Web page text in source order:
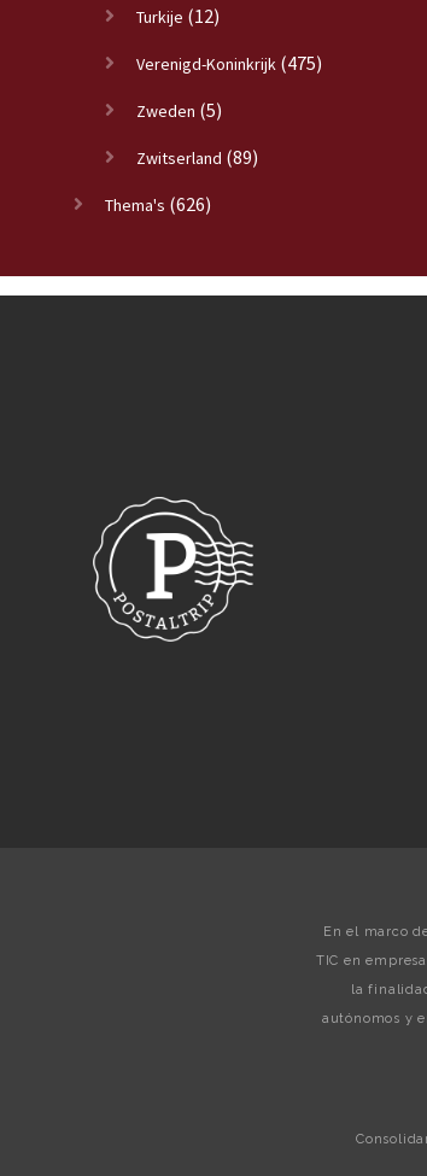
Turkije (12)
Verenigd-Koninkrijk (475)
Zweden (5)
Zwitserland (89)
Thema's (626)
En el marco
TIC en
la
autónomos y